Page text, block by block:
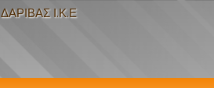
ΔΑΡΙΒΑΣ Ι.Κ.Ε